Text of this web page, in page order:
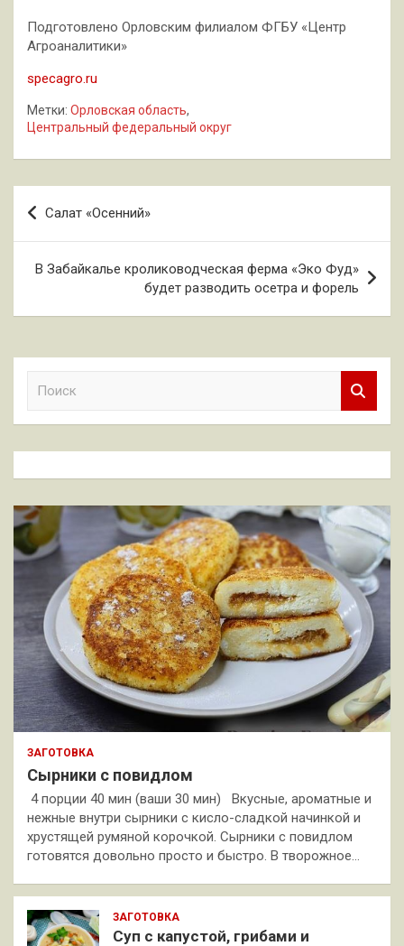
Подготовлено Орловским филиалом ФГБУ «Центр
Агроаналитики»
specagro.ru
Метки: Орловская область,
Центральный федеральный округ
Навигация
по
записям
Салат «Осенний»
В Забайкалье кролиководческая ферма «Эко Фуд»
будет разводить осетра и форель
к
ЗАГОТОВКА
Сырники с повидлом
4 порции 40 мин (ваши 30 мин) Вкусные, ароматные и
нежные внутри сырники с кисло-сладкой начинкой и
хрустящей румяной корочкой. Сырники с повидлом
готовятся довольно просто и быстро. В творожное…
ЗАГОТОВКА
Суп с капустой, грибами и